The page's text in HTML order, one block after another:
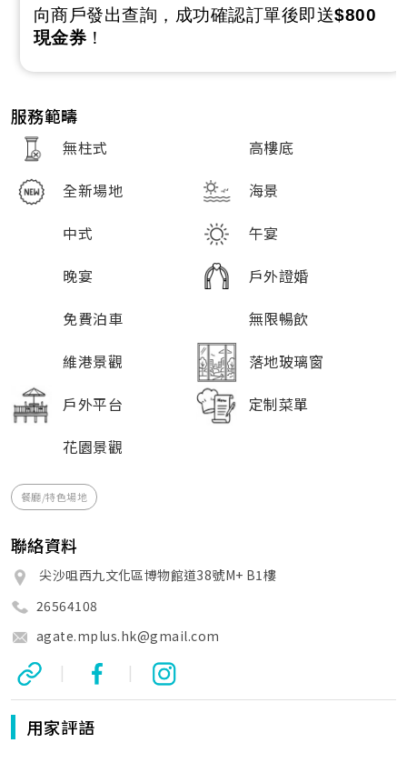
向商戶發出查詢，成功確認訂單後即送$800
現金券 ！
服務範疇
無柱式
高樓底
全新場地
海景
中式
午宴
晚宴
戶外證婚
免費泊車
無限暢飲
維港景觀
落地玻璃窗
戶外平台
定制菜單
花園景觀
餐廳/特色場地
聯絡資料
尖沙咀西九文化區博物館道38號M+ B1樓
26564108
agate.mplus.hk@gmail.com
| |
用家評語